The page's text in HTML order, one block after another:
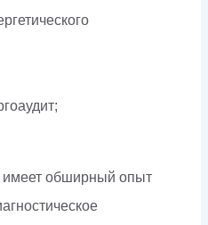
обширный опыт